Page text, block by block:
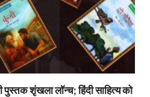
पुस्तक शृंखला लॉन्च; हिंदी साहित्य को